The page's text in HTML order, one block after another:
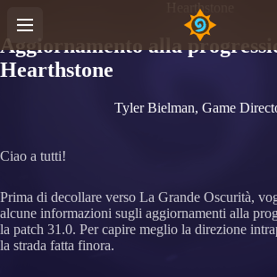
Hearthstone
Aggiornamento alla
Hearthstone
Tyler Bielman, Game
Ciao a tutti!
Prima di decollare verso La Grande Oscurità,
alcune informazioni sugli aggiornamenti alla
la patch 31.0. Per capire meglio la direzione
la strada fatta finora.